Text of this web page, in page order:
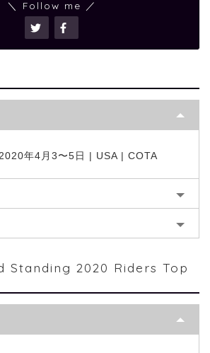
＼ Follow me ／
年4月3〜5日 | USA | COTA
Standing 2020 Riders Top